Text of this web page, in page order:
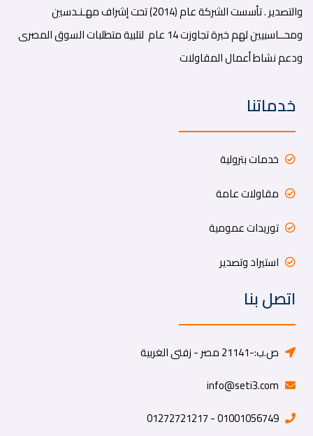
والتصدير . تأسست الشركة عام (2014) تحت إشراف مهـنـدسين
ومحــاسبيين لهم خبرة تجاوزت 14 عام لتلبية متطلبات السوق المصرى
ودعم نشاط أعمال المقاولات
خدماتنا
خدمات بترولية
مقاولات عامة
توريدات عمومية
استيراد وتصدير
اتصل بنا
ص.ب:-21141 مصر - زفتى الغربية
info@seti3.com
01001056749 - 01272721217